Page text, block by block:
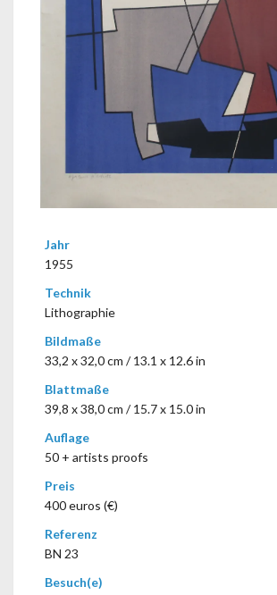
Jahr
1955
Technik
Lithographie
Bildmaße
33,2 x 32,0 cm / 13.1 x 12.6 in
Blattmaße
39,8 x 38,0 cm / 15.7 x 15.0 in
Auflage
50 + artists proofs
Preis
400 euros (€)
Referenz
BN 23
Besuch(e)